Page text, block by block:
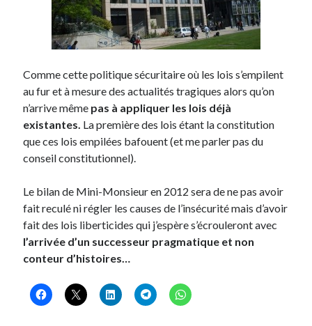
Comme cette politique sécuritaire où les lois s’empilent
au fur et à mesure des actualités tragiques alors qu’on
n’arrive même pas à appliquer les lois déjà
existantes. La première des lois étant la constitution
que ces lois empilées bafouent (et me parler pas du
conseil constitutionnel).
Le bilan de Mini-Monsieur en 2012 sera de ne pas avoir
fait reculé ni régler les causes de l’insécurité mais d’avoir
fait des lois liberticides qui j’espère s’écrouleront avec
l’arrivée d’un successeur pragmatique et non
conteur d’histoires…